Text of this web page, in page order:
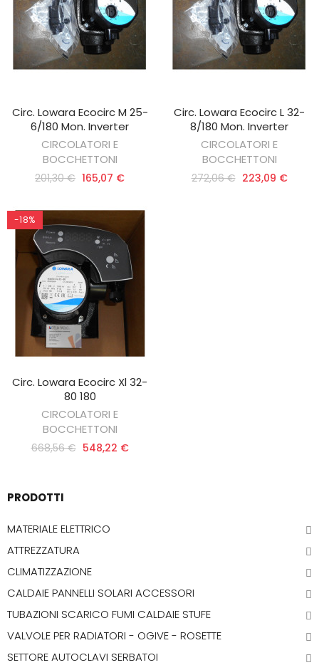
AGGIUNGI AL CARRELLO
Circ. Lowara Ecocirc M 25-
6/180 Mon. Inverter
CIRCOLATORI E
BOCCHETTONI
201,30 € 165,07 €
AGGIUNGI AL CARRELLO
Circ. Lowara Ecocirc L 32-
8/180 Mon. Inverter
CIRCOLATORI E
BOCCHETTONI
272,06 € 223,09 €
-18%
AGGIUNGI AL CARRELLO
Circ. Lowara Ecocirc Xl 32-
80 180
CIRCOLATORI E
BOCCHETTONI
668,56 € 548,22 €
PRODOTTI
MATERIALE ELETTRICO
ATTREZZATURA
CLIMATIZZAZIONE
CALDAIE PANNELLI SOLARI ACCESSORI
TUBAZIONI SCARICO FUMI CALDAIE STUFE
VALVOLE PER RADIATORI - OGIVE - ROSETTE
SETTORE AUTOCLAVI SERBATOI